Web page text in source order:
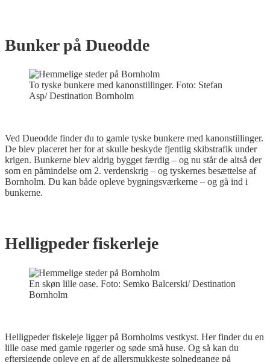
Bunker på Dueodde
To tyske bunkere med kanonstillinger. Foto: Stefan
Asp/ Destination Bornholm
Ved Dueodde finder du to gamle tyske bunkere med kanonstillinger.
De blev placeret her for at skulle beskyde fjentlig skibstrafik under
krigen. Bunkerne blev aldrig bygget færdig – og nu står de altså der
som en påmindelse om 2. verdenskrig – og tyskernes besættelse af
Bornholm. Du kan både opleve bygningsværkerne – og gå ind i
bunkerne.
Helligpeder fiskerleje
En skøn lille oase. Foto: Semko Balcerski/ Destination
Bornholm
Helligpeder fiskeleje ligger på Bornholms vestkyst. Her finder du en
lille oase med gamle røgerier og søde små huse. Og så kan du
eftersigende opleve en af de allersmukkeste solnedgange på